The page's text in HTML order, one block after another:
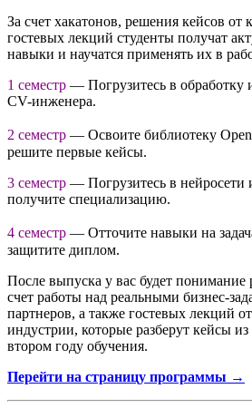
За счет хакатонов, решения кейсов от
гостевых лекций студенты получат
навыки и научатся применять их в
1 семестр — Погрузитесь в обработку
CV-инженера.
2 семестр — Освоите библиотеку
решите первые кейсы.
3 семестр — Погрузитесь в нейросети
получите специализацию.
4 семестр — Отточите навыки на
защитите диплом.
После выпуска у вас будет понимание
счет работы над реальными бизнес-
партнеров, а также гостевых лекций
индустрии, которые разберут кейсы
втором году обучения.
Перейти на страницу программы →